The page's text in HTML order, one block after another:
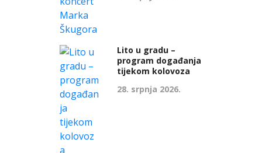
Lito u gradu –
program događanja
tijekom kolovoza
28. srpnja 2026.